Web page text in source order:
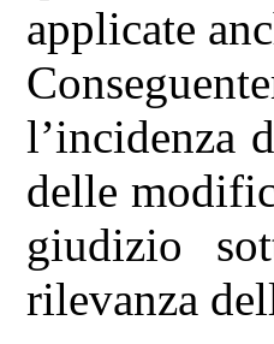
applicate
l’incidenza
delle
giudizio
rilevanza